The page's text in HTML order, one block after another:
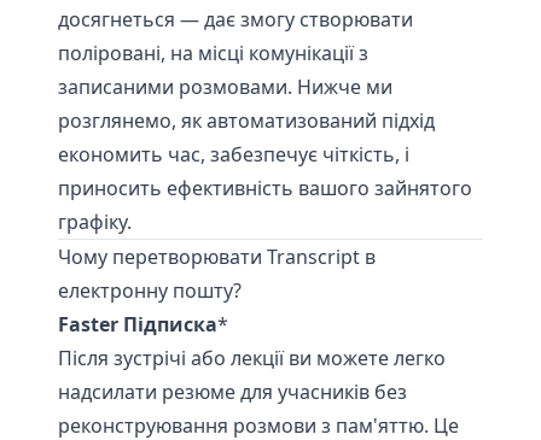
досягнеться — дає змогу створювати
поліровані, на місці комунікації з
записаними розмовами. Нижче ми
розглянемо, як автоматизований підхід
економить час, забезпечує чіткість, і
приносить ефективність вашого зайнятого
графіку.
Чому перетворювати Transcript в
електронну пошту?
Faster Підписка*
Після зустрічі або лекції ви можете легко
надсилати резюме для учасників без
реконструювання розмови з пам'яттю. Це